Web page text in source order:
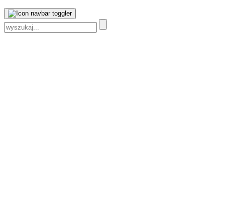
Szukaj: